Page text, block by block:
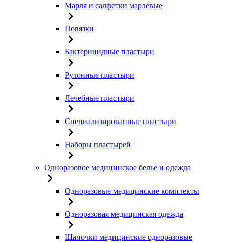
Марля и салфетки марлевые
Повязки
Бактерицидные пластыри
Рулонные пластыри
Лечебные пластыри
Специализированные пластыри
Наборы пластырей
Одноразовое медицинское белье и одежда
Одноразовые медицинские комплекты
Одноразовая медицинская одежда
Шапочки медицинские одноразовые